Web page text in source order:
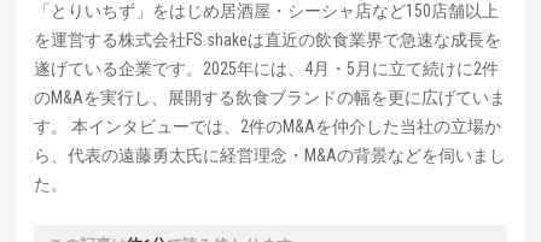
「とりいちず」をはじめ居酒屋・シーシャ店など150店舗以上
を運営する株式会社FS.shakeは直近の飲食業界で急速な成長を
遂げている企業です。2025年には、4月・5月に立て続けに2件
のM&Aを実行し、展開する飲食ブランドの幅を更に広げていま
す。 本インタビューでは、2件のM&Aを仲介した当社の立場か
ら、代表の遠藤勇太氏に経営理念・M&Aの背景などを伺いまし
た。